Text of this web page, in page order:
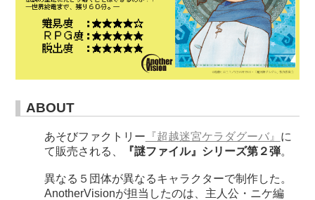
ABOUT
あそびファクトリー 『超越迷宮ケラダグーバ』 に
て販売される、
『謎ファイル』シリーズ第２弾。
異なる５団体が異なるキャラクターで制作した。
AnotherVisionが担当したのは、主人公・ニケ編